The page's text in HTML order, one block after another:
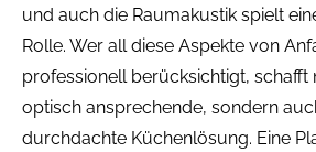
und auch die Raumakustik spielt
Rolle. Wer all diese Aspekte von
professionell berücksichtigt, schafft
optisch ansprechende, sondern
durchdachte Küchenlösung. Eine